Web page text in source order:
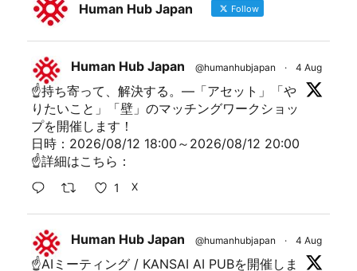
Human Hub Japan Follow
Human Hub Japan @humanhubjapan · 4 Aug
☝持ち寄って、解決する。―「アセット」「や
りたいこと」「壁」のマッチングワークショッ
プを開催します！
日時：2026/08/12 18:00～2026/08/12 20:00
☝詳細はこちら：
1 X
Human Hub Japan @humanhubjapan · 4 Aug
☝AIミーティング / KANSAI AI PUBを開催しま